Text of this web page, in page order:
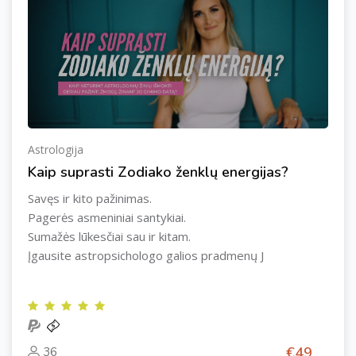
Astrologija
Kaip suprasti Zodiako ženklų energijas?
Savęs ir kito pažinimas.
Pagerės asmeniniai santykiai.
Sumažės lūkesčiai sau ir kitam.
Įgausite astropsichologo galios pradmenų J
36